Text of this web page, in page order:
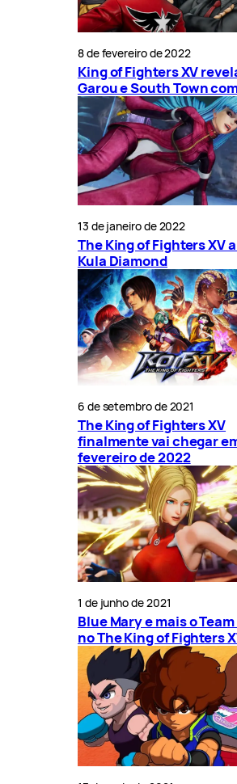
8 de fevereiro de 2022
King of Fighters XV
Garou e South Town
13 de janeiro de 2022
The King of Fighters XV
Kula Diamond
6 de setembro de 2021
The King of Fighters XV
finalmente vai chegar
fevereiro de 2022
1 de junho de 2021
Blue Mary e mais o
no The King of Fighters